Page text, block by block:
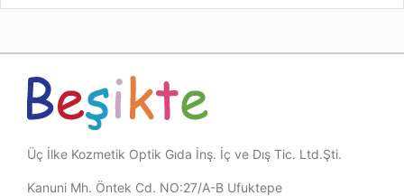
Üç İlke Kozmetik Optik Gıda İnş. İç ve Dış Tic. Ltd.Şti.
Kanuni Mh. Öntek Cd. NO:27/A-B Ufuktepe